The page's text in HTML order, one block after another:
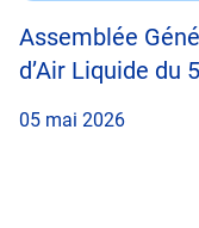
Assemblée
d’Air Liquide du
05 mai 2026